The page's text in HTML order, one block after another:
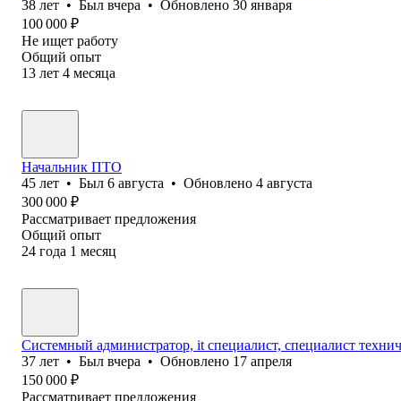
38 лет • Был вчера • Обновлено 30 января
100 000 ₽
Не ищет работу
Общий опыт
13 лет 4 месяца
Начальник ПТО
45 лет • Был 6 августа • Обновлено 4 августа
300 000 ₽
Рассматривает предложения
Общий опыт
24 года 1 месяц
Системный администратор, it специалист, специалист
37 лет • Был вчера • Обновлено 17 апреля
150 000 ₽
Рассматривает предложения